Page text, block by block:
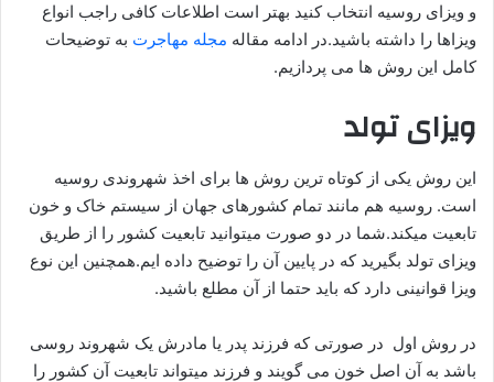
و ویزای روسیه انتخاب کنید بهتر است اطلاعات کافی راجب انواع
ویزاها را داشته باشید.در ادامه مقاله مجله مهاجرت به توضیحات
کامل این روش ها می پردازیم.
ویزای تولد
این روش یکی از کوتاه ترین روش ها برای اخذ شهروندی روسیه
است. روسیه هم مانند تمام کشورهای جهان از سیستم خاک و خون
تابعیت میکند.شما در دو صورت میتوانید تابعیت کشور را از طریق
ویزای تولد بگیرید که در پایین آن را توضیح داده ایم.همچنین این نوع
ویزا قوانینی دارد که باید حتما از آن مطلع باشید.
در روش اول در صورتی که فرزند پدر یا مادرش یک شهروند روسی
باشد به آن اصل خون می گویند و فرزند میتواند تابعیت آن کشور را